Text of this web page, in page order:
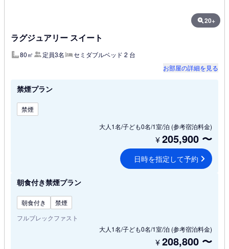
20+
ラグジュアリー スイート
80㎡ 定員3名
セミダブルベッド 2 台
お部屋の詳細を見る
禁煙プラン
禁煙
大人1名/子ども0名/1室/泊 (参考宿泊料金)
¥205,900 〜
日時を指定して予約
朝食付き禁煙プラン
朝食付き
禁煙
フルブレックファスト
大人1名/子ども0名/1室/泊 (参考宿泊料金)
¥208,800 〜